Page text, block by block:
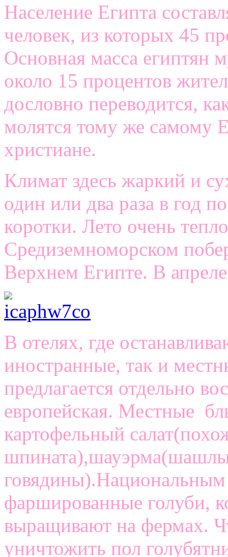
Население Египта
человек, из которых 45
Основная масса египтян
около 15 процентов
дословно переводится,
молятся тому же самому
христиане.
Климат здесь жаркий и
один или два раза в год
коротки. Лето очень
Средиземноморском
Верхнем Египте. В
В отелях, где
иностранные, так и
предлагается отдельно
европейская. Местные
картофельный
фаршированные голуби,
выращивают на фермах.
уничтожить пол